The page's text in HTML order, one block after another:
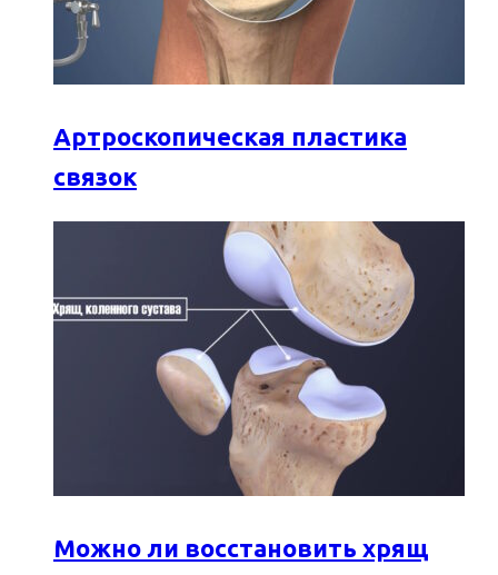
Артроскопическая пластика
связок
Можно ли восстановить хрящ